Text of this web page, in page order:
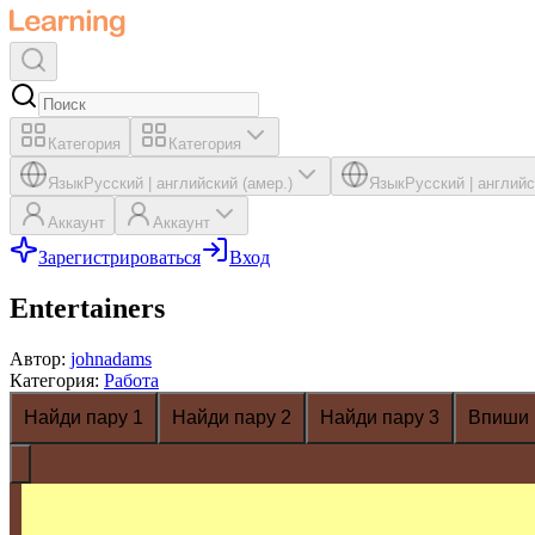
Категория Категория
ЯзыкРусский английский (амер.) ЯзыкРусский
Аккаунт Аккаунт
Зарегистрироваться Вход
Entertainers
Автор: johnadams
Категория: Работа
Найди пару 1
Найди пару 2 Найди пару 3 Впиши